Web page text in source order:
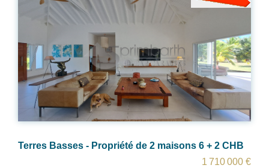
Terres Basses - Propriété de 2 maisons 6 + 2 CHB
1 710 000 €